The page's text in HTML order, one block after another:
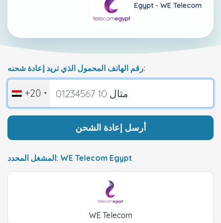
Egypt - WE Telecom
رقم الهاتف المحمول الذي تريد إعادة شحنه:
+20
أرسل إعادة الشحن
المشغل المحدد: WE Telecom Egypt
WE Telecom